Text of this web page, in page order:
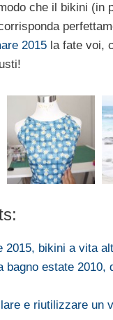
che il bikini (in
2015 la fate voi,
2015, bikini a vita
bagno estate 2010,
e riutilizzare un